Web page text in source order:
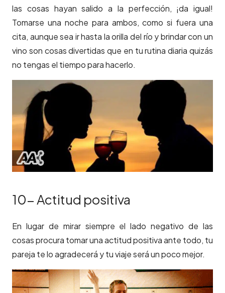
las cosas hayan salido a la perfección, ¡da igual!
Tomarse una noche para ambos, como si fuera una
cita, aunque sea ir hasta la orilla del río y brindar con un
vino son cosas divertidas que en tu rutina diaria quizás
no tengas el tiempo para hacerlo.
10- Actitud positiva
En lugar de mirar siempre el lado negativo de las
cosas procura tomar una actitud positiva ante todo, tu
pareja te lo agradecerá y tu viaje será un poco mejor.